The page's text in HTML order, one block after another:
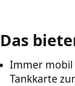
Das
Immer mobil
Tankkarte